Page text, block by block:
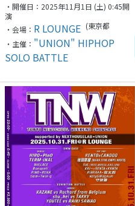
・開催日：2025年11月1日 (土) 0:45開
演
・会場： R LOUNGE (東京都
・主催： "UNION" HIPHOP
SOLO BATTLE